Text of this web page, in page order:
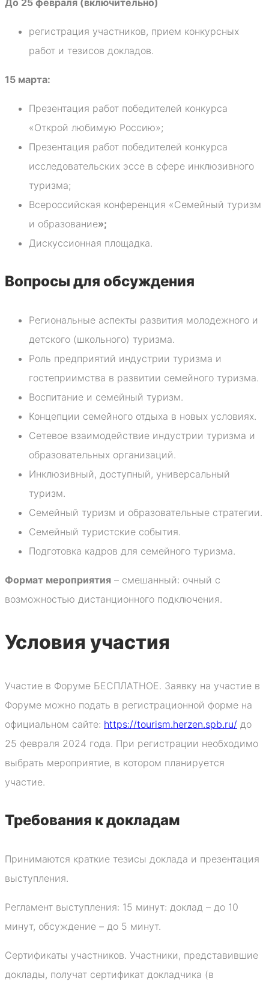
регистрация участников, прием конкурсных
работ и тезисов докладов.
15 марта:
Презентация работ победителей конкурса
«Открой любимую Россию»;
Презентация работ победителей конкурса
исследовательских эссе в сфере инклюзивного
туризма;
Всероссийская конференция «Семейный туризм
и образование»;
Дискуссионная площадка.
Вопросы для обсуждения
Региональные аспекты развития молодежного и
детского (школьного) туризма.
Роль предприятий индустрии туризма и
гостеприимства в развитии семейного туризма.
Воспитание и семейный туризм.
Концепции семейного отдыха в новых условиях.
Сетевое взаимодействие индустрии туризма и
образовательных организаций.
Инклюзивный, доступный, универсальный
туризм.
Семейный туризм и образовательные стратегии.
Семейный туристские события.
Подготовка кадров для семейного туризма.
Формат мероприятия – смешанный: очный с
возможностью дистанционного подключения.
Условия участия
Участие в Форуме БЕСПЛАТНОЕ. Заявку на участие в
Форуме можно подать в регистрационной форме на
официальном сайте: https://tourism.herzen.spb.ru/ до
25 февраля 2024 года. При регистрации необходимо
выбрать мероприятие, в котором планируется
участие.
Требования к докладам
Принимаются краткие тезисы доклада и презентация
выступления.
Регламент выступления: 15 минут: доклад – до 10
минут, обсуждение – до 5 минут.
Сертификаты участников. Участники, представившие
доклады, получат сертификат докладчика (в